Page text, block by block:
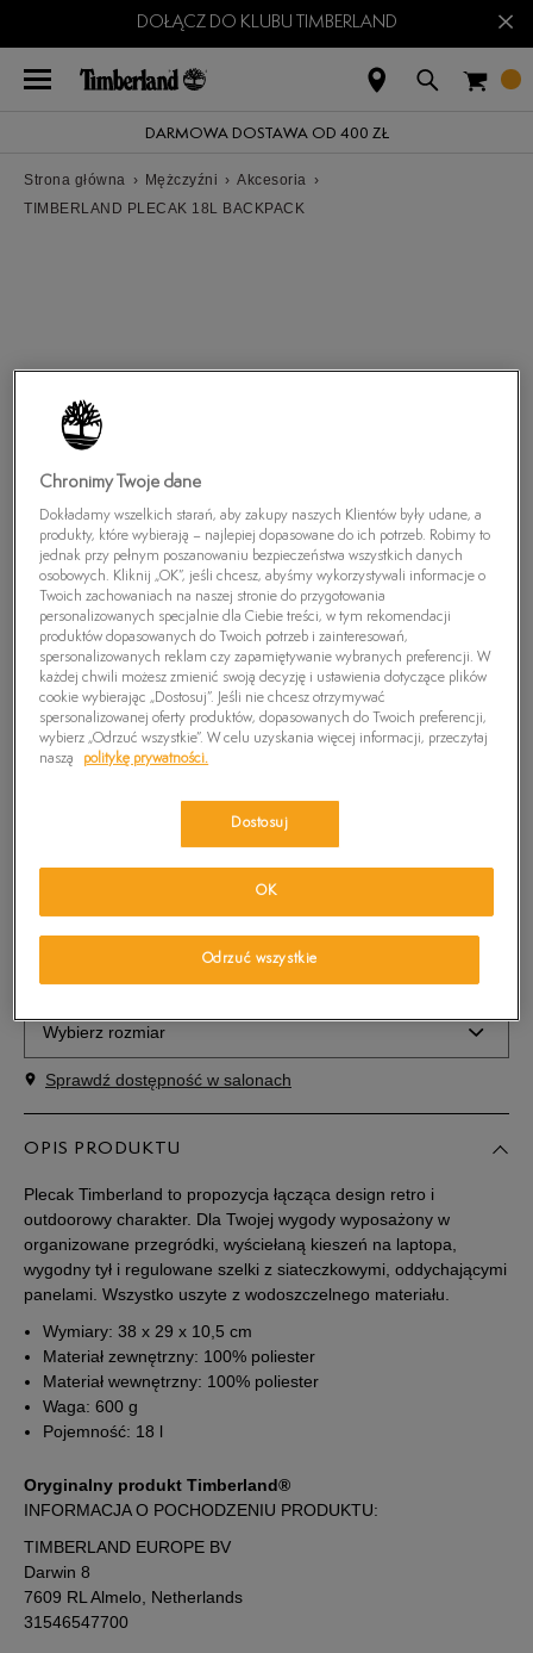
DOŁĄCZ DO KLUBU TIMBERLAND ×
DARMOWA DOSTAWA OD 400 ZŁ
Strona główna › Mężczyźni › Akcesoria ›
TIMBERLAND PLECAK 18L BACKPACK
PRODUKT NIEDOSTĘPNY
Wybierz swój rozmiar, a gdy będzie dostępny, otrzymasz od nas
Wybierz rozmiar
ONE SIZE Powiadom o dostępności
Sprawdź dostępność w salonach
OPIS PRODUKTU
Plecak Timberland to propozycja łącząca design retro i
outdoorowy charakter. Dla Twojej wygody wyposażony w
organizowane przegródki, wyściełaną kieszeń na laptopa,
wygodny tył i regulowane szelki z siateczkowymi, oddychającymi
panelami. Wszystko uszyte z wodoszczelnego materiału.
Wymiary: 38 x 29 x 10,5 cm
Materiał zewnętrzny: 100% poliester
Materiał wewnętrzny: 100% poliester
Waga: 600 g
Pojemność: 18 l
Oryginalny produkt Timberland®
INFORMACJA O POCHODZENIU PRODUKTU:
TIMBERLAND EUROPE BV
Darwin 8
7609 RL Almelo, Netherlands
31546547700
Chronimy Twoje dane
Dokładamy wszelkich starań, aby zakupy naszych Klientów były udane, a
produkty, które wybierają – najlepiej dopasowane do ich potrzeb. Robimy to
jednak przy pełnym poszanowaniu bezpieczeństwa wszystkich danych
osobowych. Kliknij „OK”, jeśli chcesz, abyśmy wykorzystywali informacje o
Twoich zachowaniach na naszej stronie do przygotowania
personalizowanych specjalnie dla Ciebie treści, w tym rekomendacji
produktów dopasowanych do Twoich potrzeb i zainteresowań,
spersonalizowanych reklam czy zapamiętywanie wybranych preferencji. W
każdej chwili możesz zmienić swoją decyzję i ustawienia dotyczące plików
cookie wybierając „Dostosuj”. Jeśli nie chcesz otrzymywać
spersonalizowanej oferty produktów, dopasowanych do Twoich preferencji,
wybierz „Odrzuć wszystkie”. W celu uzyskania więcej informacji, przeczytaj
naszą
politykę prywatności.
Dostosuj
Odrzuć wszystkie
OK